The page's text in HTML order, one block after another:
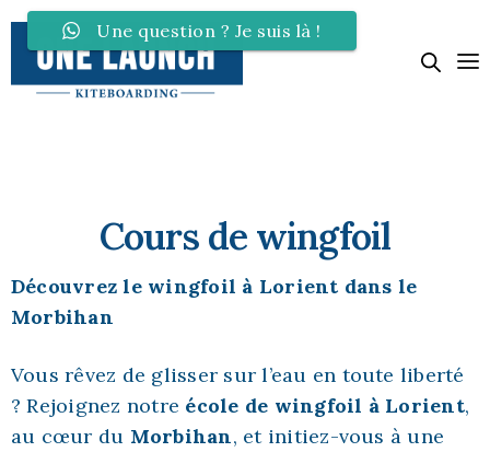
Cours de wingfoil
Découvrez le wingfoil à Lorient dans le
Morbihan
Vous rêvez de glisser sur l’eau en toute liberté
? Rejoignez notre école de wingfoil à Lorient,
au cœur du Morbihan, et initiez-vous à une
Une question ? Je suis là !